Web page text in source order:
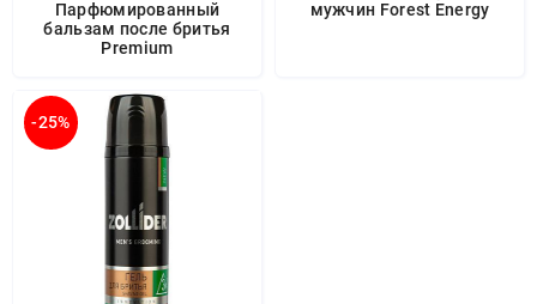
Парфюмированный
бальзам после бритья
Premium
мужчин Forest Energy
-25%